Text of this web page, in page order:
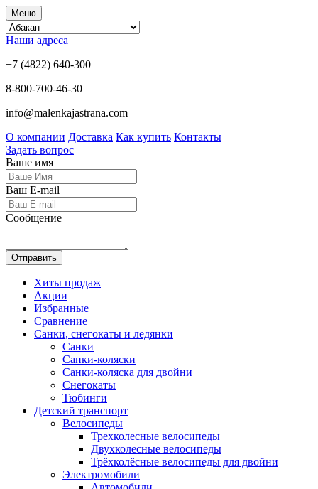
Меню
Наши адреса
+7 (4822) 640-300
8-800-700-46-30
info@malenkajastrana.com
О компании Доставка Как купить Контакты
Задать вопрос
Ваше имя
Ваш E-mail
Сообщение
Отправить
Хиты продаж
Акции
Избранные
Сравнение
Санки, снегокаты и ледянки
Санки
Санки-коляски
Санки-коляска для двойни
Снегокаты
Тюбинги
Детский транспорт
Велосипеды
Трехколесные велосипеды
Двухколесные велосипеды
Трёхколёсные велосипеды для двойни
Электромобили